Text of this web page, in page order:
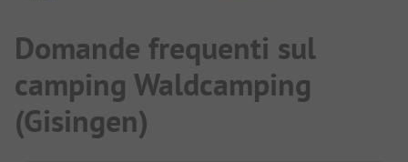
Domande frequenti sul
camping Waldcamping
(Gisingen)